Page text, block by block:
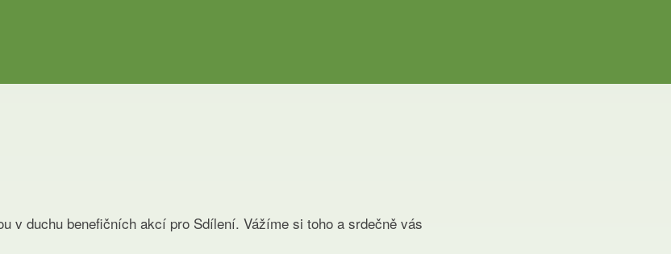
v duchu benefičních akcí pro Sdílení. Vážíme si toho a srdečně vás